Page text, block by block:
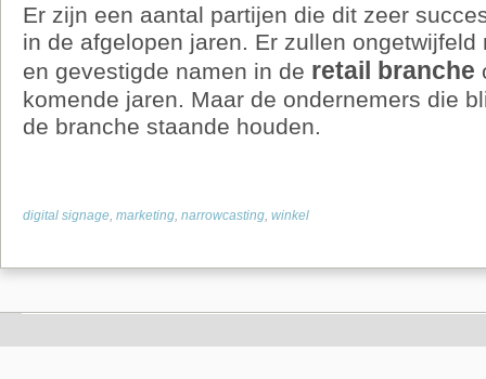
Er zijn een aantal partijen die dit zeer
in de afgelopen jaren. Er zullen ongetwijfeld
en gevestigde namen in de retail branche
komende jaren. Maar de ondernemers die
de branche staande houden.
digital signage marketing narrowcasting winkel